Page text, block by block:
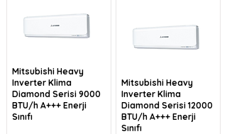
Mitsubishi Heavy
Inverter Klima
Diamond Serisi 9000
BTU/h A+++ Enerji
Sınıfı
Mitsubishi Heavy
Inverter Klima
Diamond Serisi 12000
BTU/h A+++ Enerji
Sınıfı